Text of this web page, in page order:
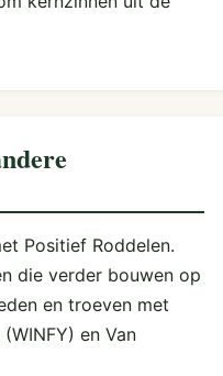
Positief Roddelen.
die verder bouwen op
en troeven met
en Van